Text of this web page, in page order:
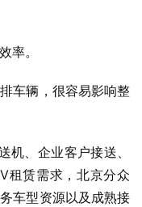
率。
车辆，很容易影响整
机、企业客户接送、
租赁需求，北京分众
车型资源以及成熟接